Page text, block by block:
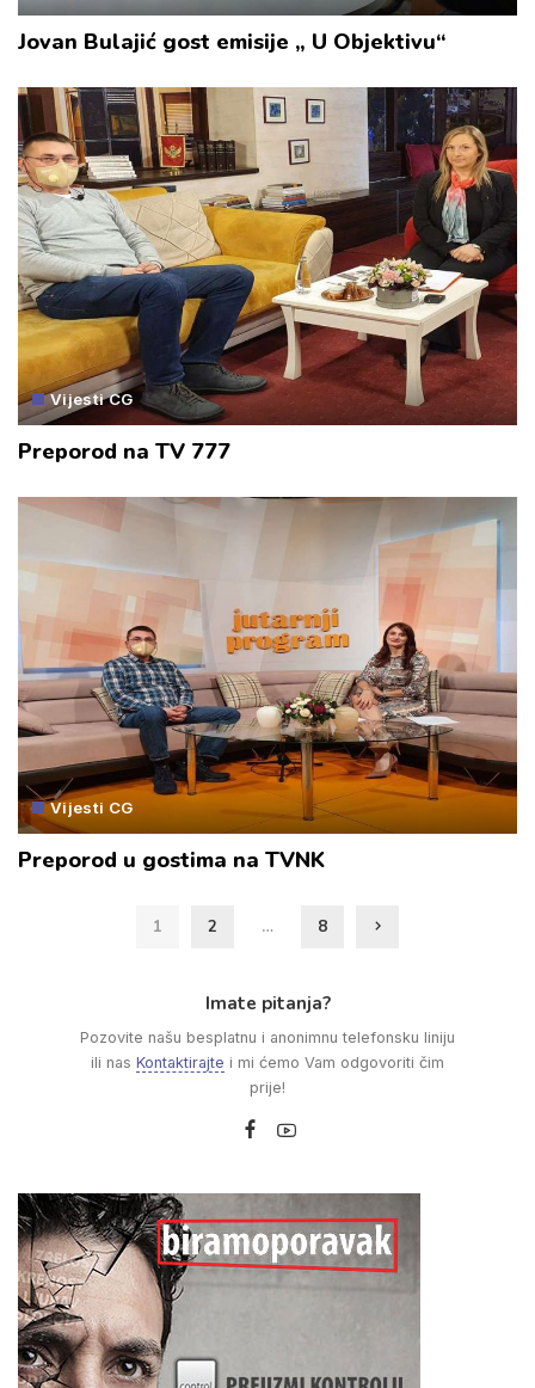
Jovan Bulajić gost emisije „ U Objektivu“
Vijesti CG
Preporod na TV 777
Vijesti CG
Preporod u gostima na TVNK
1 2 … 8
Imate pitanja?
Pozovite našu besplatnu i anonimnu telefonsku liniju
ili nas Kontaktirajte i mi ćemo Vam odgovoriti čim
prije!